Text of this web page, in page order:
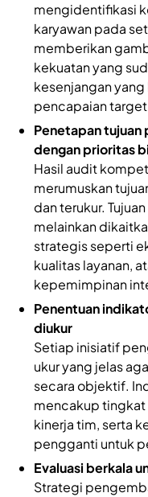
mengidentifikasi
karyawan pada
memberikan
kekuatan yang
kesenjangan
pencapaian
Penetapan tujuan
dengan prioritas
Hasil audit
merumuskan
dan terukur.
melainkan
strategis seperti
kualitas layanan,
kepemimpinan
Penentuan
diukur
Setiap inisiatif
ukur yang jelas
secara objektif.
mencakup
kinerja tim, serta
pengganti untuk
Evaluasi berkala
Strategi